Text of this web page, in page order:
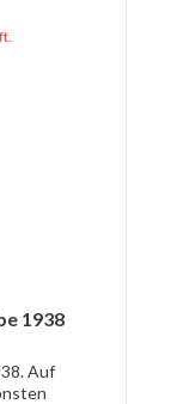
1938
Auf